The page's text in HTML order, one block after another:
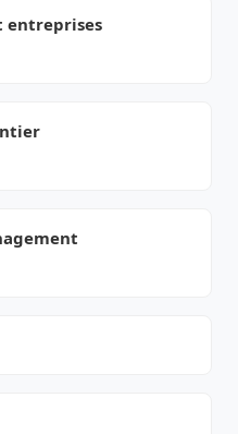
entreprises